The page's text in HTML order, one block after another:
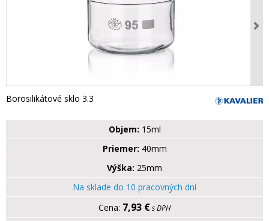
Borosilikátové sklo 3.3
Objem: 15ml
Priemer: 40mm
Výška: 25mm
Na sklade do 10 pracovných dní
7,93 €s DPH